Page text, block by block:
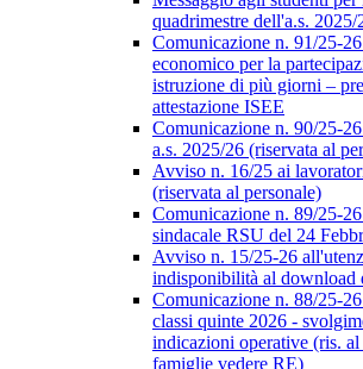
quadrimestre dell'a.s. 2025/
Comunicazione n. 91/25-
economico per la
istruzione di più giorni –
attestazione ISEE
Comunicazione n. 90/25-
a.s. 2025/26 (riservata al
Avviso n. 16/25 ai
(riservata al personale)
Comunicazione n. 89/25-
sindacale RSU del 24
Avviso n. 15/25-26
indisponibilità al download
Comunicazione n. 88/25-
classi quinte 2026 -
indicazioni operative (ris. al
famiglie vedere RE)